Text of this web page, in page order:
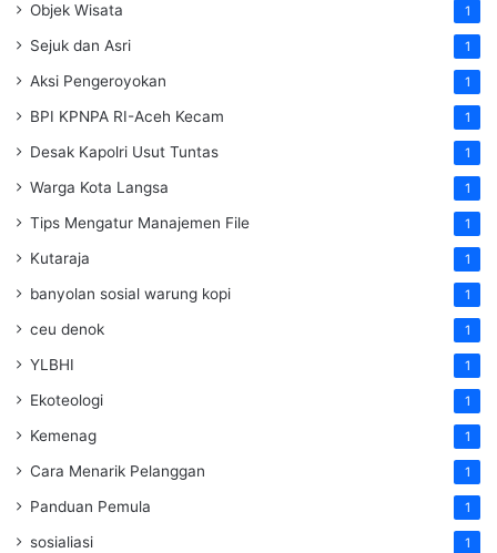
Objek Wisata 1
Sejuk dan Asri 1
Aksi Pengeroyokan 1
BPI KPNPA RI-Aceh Kecam 1
Desak Kapolri Usut Tuntas 1
Warga Kota Langsa 1
Tips Mengatur Manajemen File 1
Kutaraja 1
banyolan sosial warung kopi 1
ceu denok 1
YLBHI 1
Ekoteologi 1
Kemenag 1
Cara Menarik Pelanggan 1
Panduan Pemula 1
sosialiasi 1